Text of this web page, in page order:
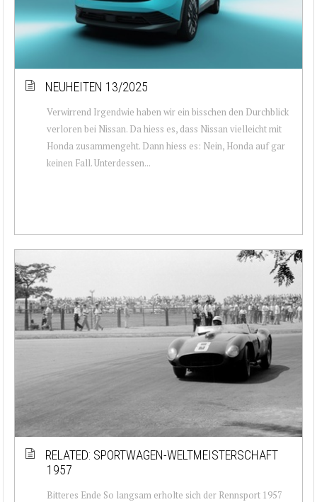
NEUHEITEN 13/2025
Verwirrend Irgendwie haben wir ein bisschen den Durchblick
verloren bei Nissan. Da hiess es, dass Nissan vielleicht mit
Honda zusammengeht. Dann hiess es: Nein, Honda auf gar
keinen Fall. Unterdessen...
RELATED: SPORTWAGEN-WELTMEISTERSCHAFT
1957
Bitteres Ende So langsam erholte sich der Rennsport 1957